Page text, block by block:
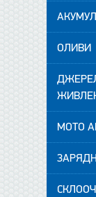
ОЛИВИ
МОТО